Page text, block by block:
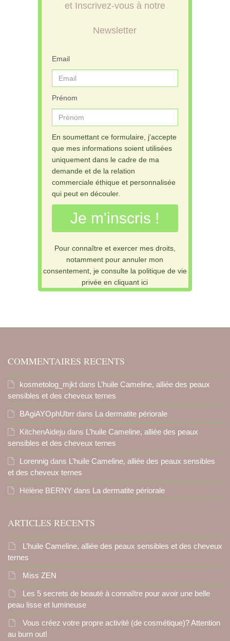
et Inscrivez-vous à notre
Newsletter
Email
Prénom
En soumettant ce formulaire, j'accepte
que mes informations soient utilisées
uniquement dans le cadre de ma
demande et de la relation
commerciale éthique et personnalisée
qui peut en découler.
Je m'inscris !
Pour connaître et exercer mes droits,
notamment pour annuler mon
consentement, je consulte la politique de vie
privée en cliquant ici
COMMENTAIRES RECENTS
kosmetolog_mjkt dans L’huile Cameline, alliée des peaux
sensibles et des cheveux ternes
BAgiAYOphUbrr dans La dermatite périorale
KitchenAideju dans L’huile Cameline, alliée des peaux
sensibles et des cheveux ternes
Lorennig dans L’huile Cameline, alliée des peaux sensibles
et des cheveux ternes
Hélène BERNY dans La dermatite périorale
ARTICLES RECENTS
L’huile Cameline, alliée des peaux sensibles et des cheveux
ternes
Miss ZEN
Les 5 secrets de beauté à connaître pour avoir une belle
peau lisse et lumineuse
Vous créez votre propre activité (de cosmétique)? Attention
au burn out!